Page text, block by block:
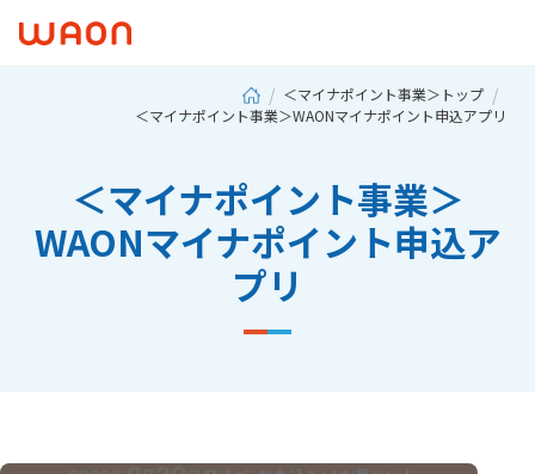
＜マイナポイント事業＞トップ
＜マイナポイント事業＞WAONマイナポイント申込アプリ
＜マイナポイント事業＞
WAONマイナポイント申込ア
プリ